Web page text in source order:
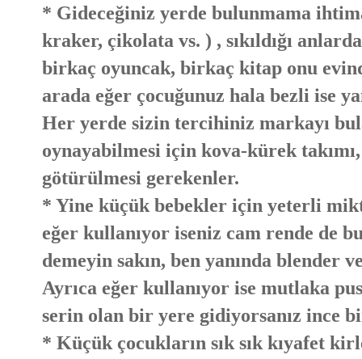
* Gideceğiniz yerde bulunmama
kraker, çikolata vs. ) , sıkıldığı
birkaç oyuncak, birkaç kitap onu
arada eğer çocuğunuz hala bezli ise
Her yerde sizin tercihiniz markayı
oynayabilmesi için kova-kürek
götürülmesi gerekenler.
* Yine küçük bebekler için yeterli
eğer kullanıyor iseniz cam rende de
demeyin sakın, ben yanında blender
Ayrıca eğer kullanıyor ise mutlaka
serin olan bir yere gidiyorsanız ince
* Küçük çocukların sık sık kıyafet